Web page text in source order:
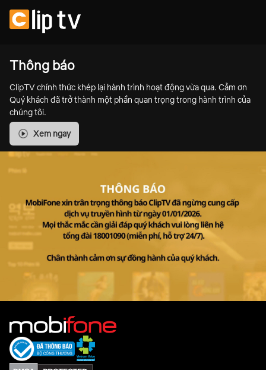
Thông báo
ClipTV chính thức khép lại hành trình hoạt động vừa qua. Cảm ơn
Quý khách đã trở thành một phần quan trọng trong hành trình của
chúng tôi.
Xem ngay